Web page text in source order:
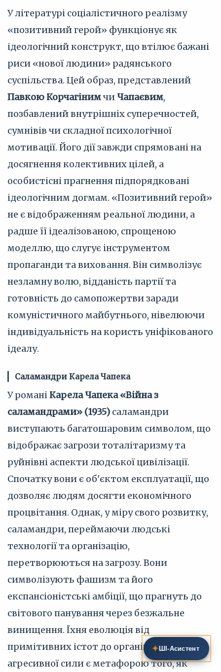
У літературі соціалістичного реалізму
«позитивний герой» функціонує як
ідеологічний конструкт, що втілює бажані
риси «нової людини» радянського
суспільства. Цей образ, представлений
Павкою Корчагінимчи Чапаєвим,
позбавлений внутрішніх суперечностей,
сумнівів чи складної психологічної
мотивації. Його дії завжди спрямовані на
досягнення колективних цілей, а
особистісні прагнення підпорядковані
ідеологічним догмам. «Позитивний герой»
не є відображенням реальної людини, а
радше її ідеалізованою, спрощеною
моделлю, що слугує інструментом
пропаганди та виховання. Він символізує
незламну волю, відданість партії та
готовність до самопожертви заради
комуністичного майбутнього, нівелюючи
індивідуальність на користь уніфікованого
ідеалу.
Саламандри Карела Чапека
У романі Карела Чапека «Війна з
саламандрами» (1935) саламандри
виступають багатошаровим символом, що
відображає загрози тоталітаризму та
руйнівні аспекти людської цивілізації.
Спочатку вони є об'єктом експлуатації, що
дозволяє людям досягти економічного
процвітання. Однак, у міру свого розвитку,
саламандри, переймаючи людські
технології та організацію,
перетворюються на загрозу. Вони
символізують фашизм та його
експансіоністські амбіції, що прагнуть до
світового панування через безжальне
винищення. Їхня еволюція від
примітивних істот до організованої,
агресивної сили є метафорою того, як
✦ ШІ‑Асистент